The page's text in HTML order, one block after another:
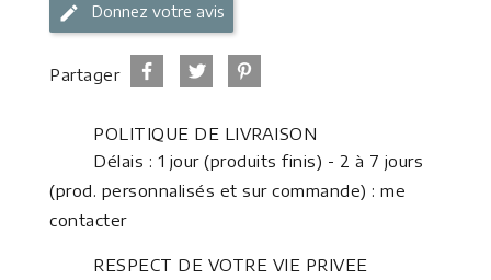
Donnez votre avis
Partager
POLITIQUE DE LIVRAISON
Délais : 1 jour (produits finis) - 2 à 7 jours
(prod. personnalisés et sur commande) : me
contacter
RESPECT DE VOTRE VIE PRIVEE